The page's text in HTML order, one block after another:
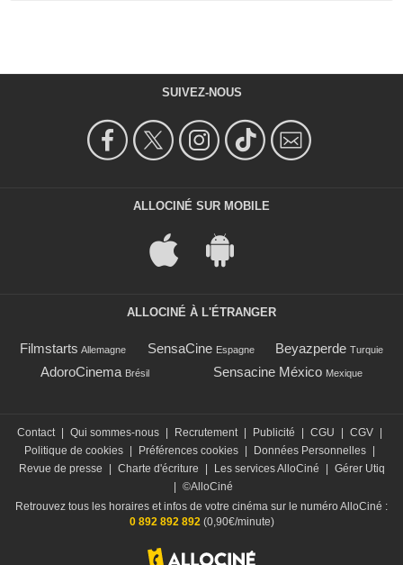
SUIVEZ-NOUS
ALLOCINÉ SUR MOBILE
ALLOCINÉ À L'ÉTRANGER
Filmstarts Allemagne SensaCine Espagne Beyazperde Turquie
AdoroCinema Brésil Sensacine México Mexique
Contact Qui sommes-nous Recrutement Publicité CGU CGV
Politique de cookies
Préférences cookies Données Personnelles
Revue de presse
Charte d'écriture Les services AlloCiné
Gérer Utiq
©AlloCiné
Retrouvez tous les horaires et infos de votre cinéma sur le numéro AlloCiné :
0 892 892 892(0,90€/minute)